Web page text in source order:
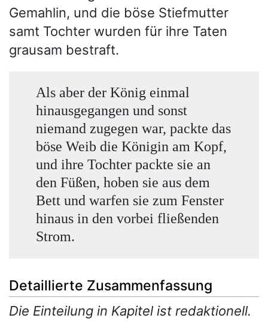
Gemahlin, und die böse Stiefmutter
samt Tochter wurden für ihre Taten
grausam bestraft.
Als aber der König einmal
hinausgegangen und sonst
niemand zugegen war, packte das
böse Weib die Königin am Kopf,
und ihre Tochter packte sie an
den Füßen, hoben sie aus dem
Bett und warfen sie zum Fenster
hinaus in den vorbei fließenden
Strom.
Detaillierte Zusammenfassung
Die Einteilung in Kapitel ist redaktionell.